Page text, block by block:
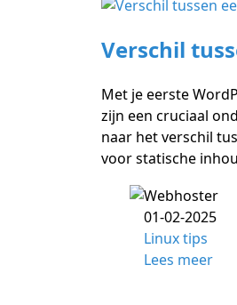
Verschil
Met je eerste
zijn een cruciaal
naar het verschil
voor statische
01-02-2025
Linux tips
Lees meer